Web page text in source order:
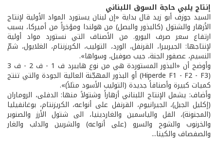
إنتاج يلبي حاجة السوق اللبناني
السيد جوزف أبو زيد قال بداية «إن لبنان يستورد المواد الأولية لإنتاج
الأزهار والشتول (كالبذور والبصل) من هولندا ومؤخراً من أميركا، بسبب
ارتفاع سعر صرف اليورو. من الأصناف التي نستورد مواد أولية
لإنتاجها: الجيربيرا، القرنفل، الورد، التوليب، الكريزنتام، الغلايول، شمّ
النسيم، عصفور الجنة، جيب صوفيل، وسواها».
وأوضح أن «البذور المستوردة هي من نوع هايبرد ف 1 - ف 2 - ف 3
(Hiperde F1 - F2 - F3) أو البذور المهجّنة العالية الجودة والتي تنتج
كميات كبيرة وأصنافاً جديدة (التوليب الأسود مثلاً)».
وأضاف: يشمل الإنتاج اللبناني أزهاراً وشتولاً منها: الدفلى، الروماران
(إكليل الجبل)، الجيرانيوم، القرنفل على أنواعه، الكريزنتام، بوغانفيليا
(المجنونة)، الفل والياسمين والغاردينيا، الى شتول الأرز والصنوبر
والخرنوب والشوح والسرو (على أنواعه) والشربين والدلب والغار
والصفصاف والكينا...